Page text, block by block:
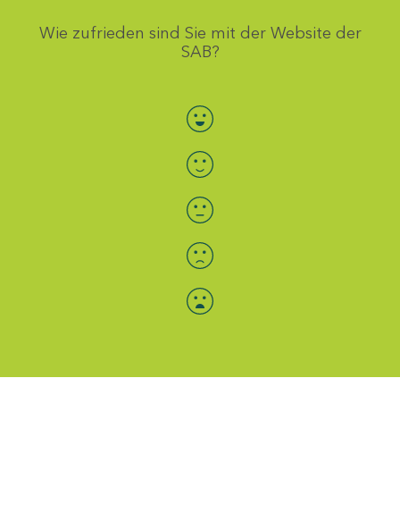
Wie zufrieden sind Sie mit der Website der
SAB?
Bewertung auswählen